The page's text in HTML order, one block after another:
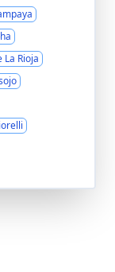
La Rioja